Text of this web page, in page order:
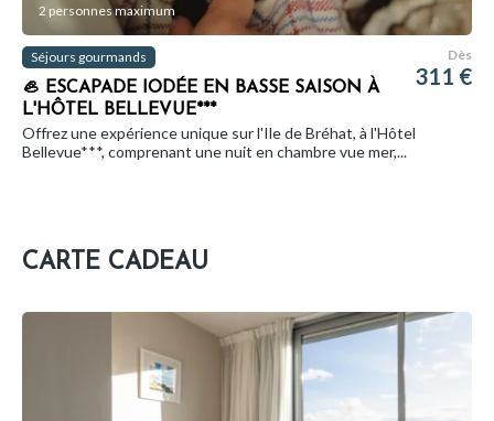
2 personnes maximum
Séjours gourmands
🦪 ESCAPADE IODÉE EN BASSE SAISON À
L'HÔTEL BELLEVUE***
Dès
311 €
Offrez une expérience unique sur l'Ile de Bréhat, à l'Hôtel
Bellevue***, comprenant une nuit en chambre vue mer,...
CARTE CADEAU